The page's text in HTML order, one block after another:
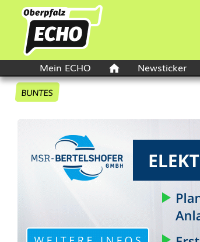
Mein ECHO Newsticker
BUNTES